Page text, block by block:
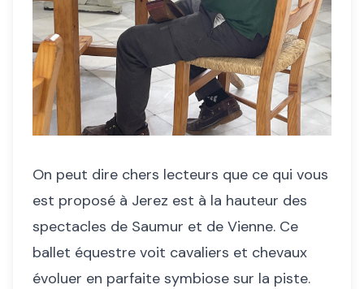
On peut dire chers lecteurs que ce qui vous
est proposé à Jerez est à la hauteur des
spectacles de Saumur et de Vienne. Ce
ballet équestre voit cavaliers et chevaux
évoluer en parfaite symbiose sur la piste.